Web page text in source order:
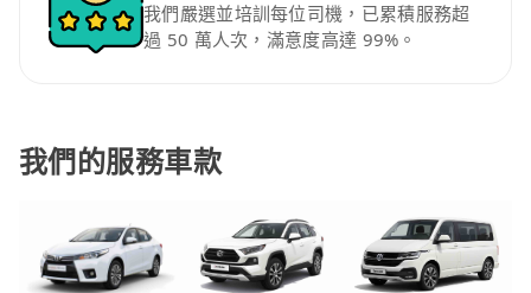
我們嚴選並培訓每位司機，已累積服務超
過 50 萬人次，滿意度高達 99%。
我們的服務車款